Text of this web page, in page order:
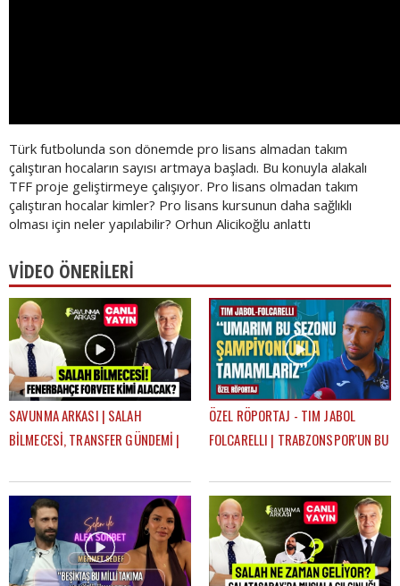
Türk futbolunda son dönemde pro lisans almadan takım
çalıştıran hocaların sayısı artmaya başladı. Bu konuyla alakalı
TFF proje geliştirmeye çalışıyor. Pro lisans olmadan takım
çalıştıran hocalar kimler? Pro lisans kursunun daha sağlıklı
olması için neler yapılabilir? Orhun Alicikoğlu anlattı
VİDEO ÖNERİLERİ
SAVUNMA ARKASI | SALAH
BİLMECESİ, TRANSFER GÜNDEMİ |
ÖZEL RÖPORTAJ - TIM JABOL
FOLCARELLI | TRABZONSPOR'UN BU
SAÇ TARZI